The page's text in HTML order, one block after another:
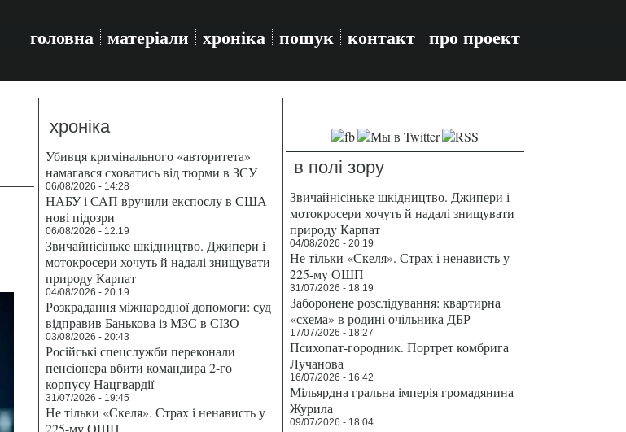
головна матеріали хроніка пошук контакт про проект
хроніка
Убивця кримінального «авторитета»
намагався сховатись від тюрми в ЗСУ
06/08/2026 - 14:28
НАБУ і САП вручили експослу в США
нові підозри
06/08/2026 - 12:19
Звичайнісіньке шкідництво. Джипери і
мотокросери хочуть й надалі знищувати
природу Карпат
04/08/2026 - 20:19
Розкрадання міжнародної допомоги: суд
відправив Банькова із МЗС в СІЗО
03/08/2026 - 20:43
Російські спецслужби переконали
пенсіонера вбити командира 2-го
корпусу Нацгвардії
31/07/2026 - 19:45
Не тільки «Скеля». Страх і ненависть у
225-му ОШП
в полі зору
Звичайнісіньке шкідництво. Джипери і
мотокросери хочуть й надалі знищувати
природу Карпат
04/08/2026 - 20:19
Не тільки «Скеля». Страх і ненависть у
225-му ОШП
31/07/2026 - 18:19
Заборонене розслідування: квартирна
«схема» в родині очільника ДБР
17/07/2026 - 18:27
Психопат-городник. Портрет комбрига
Лучанова
16/07/2026 - 16:42
Мільярдна гральна імперія громадянина
Журила
09/07/2026 - 18:04